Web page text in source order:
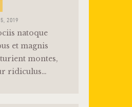
2019
natoque
et magnis
montes,
ridiculus…